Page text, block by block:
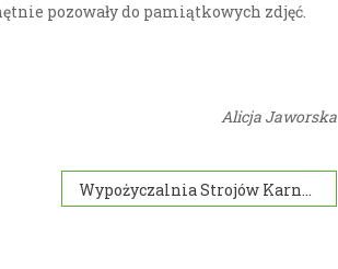
pozowały do pamiątkowych zdjęć.
Alicja Jaworska
Wypożyczalnia Strojów Karnawałowych ” BAJKA „